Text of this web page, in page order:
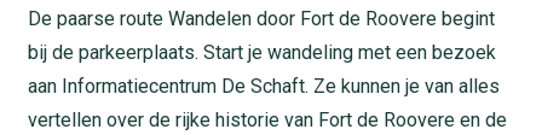
De paarse route Wandelen door Fort de Roovere begint
bij de parkeerplaats. Start je wandeling met een bezoek
aan Informatiecentrum De Schaft. Ze kunnen je van alles
vertellen over de rijke historie van Fort de Roovere en de